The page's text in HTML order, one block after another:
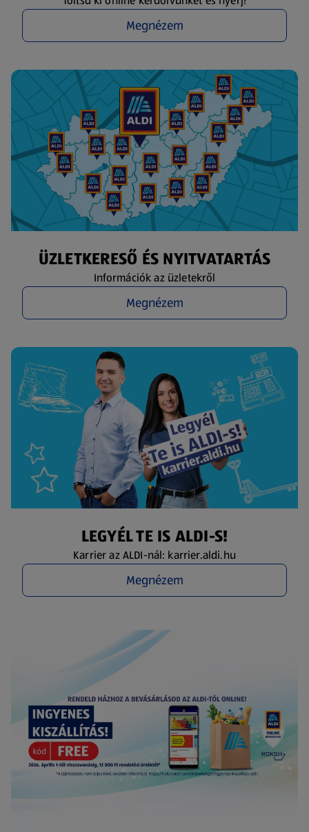
Megnézem
ÜZLETKERESŐ ÉS NYITVATARTÁS
Információk az üzletekről
Megnézem
LEGYÉL TE IS ALDI-S!
Karrier az ALDI-nál: karrier.aldi.hu
Megnézem